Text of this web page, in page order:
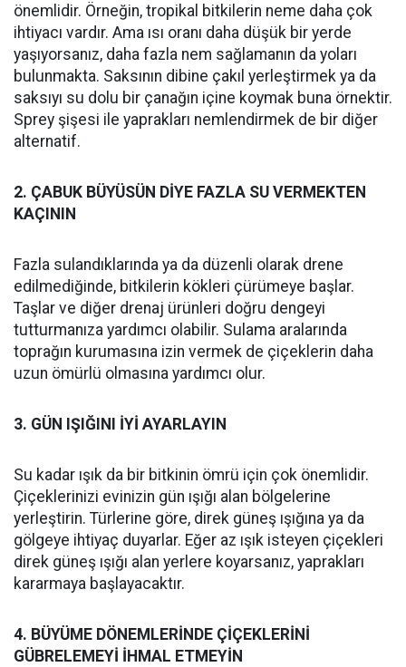
önemlidir. Örneğin, tropikal bitkilerin neme daha çok
ihtiyacı vardır. Ama ısı oranı daha düşük bir yerde
yaşıyorsanız, daha fazla nem sağlamanın da yoları
bulunmakta. Saksının dibine çakıl yerleştirmek ya da
saksıyı su dolu bir çanağın içine koymak buna örnektir.
Sprey şişesi ile yaprakları nemlendirmek de bir diğer
alternatif.
2. ÇABUK BÜYÜSÜN DİYE FAZLA SU VERMEKTEN
KAÇININ
Fazla sulandıklarında ya da düzenli olarak drene
edilmediğinde, bitkilerin kökleri çürümeye başlar.
Taşlar ve diğer drenaj ürünleri doğru dengeyi
tutturmanıza yardımcı olabilir. Sulama aralarında
toprağın kurumasına izin vermek de çiçeklerin daha
uzun ömürlü olmasına yardımcı olur.
3. GÜN IŞIĞINI İYİ AYARLAYIN
Su kadar ışık da bir bitkinin ömrü için çok önemlidir.
Çiçeklerinizi evinizin gün ışığı alan bölgelerine
yerleştirin. Türlerine göre, direk güneş ışığına ya da
gölgeye ihtiyaç duyarlar. Eğer az ışık isteyen çiçekleri
direk güneş ışığı alan yerlere koyarsanız, yaprakları
kararmaya başlayacaktır.
4. BÜYÜME DÖNEMLERİNDE ÇİÇEKLERİNİ
GÜBRELEMEYİ İHMAL ETMEYİN